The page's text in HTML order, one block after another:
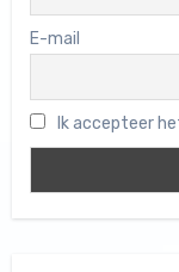
E-mail
Ik accepteer